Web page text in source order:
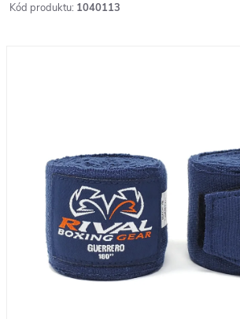
Kód produktu: 1040113